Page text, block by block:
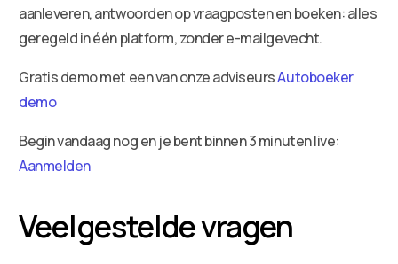
aanleveren, antwoorden op vraagposten en boeken: alles
geregeld in één platform, zonder e-mailgevecht.
Gratis demo met een van onze adviseursAutoboeker
demo
Begin vandaag nog en je bent binnen 3 minuten live:
Aanmelden
Veelgestelde vragen